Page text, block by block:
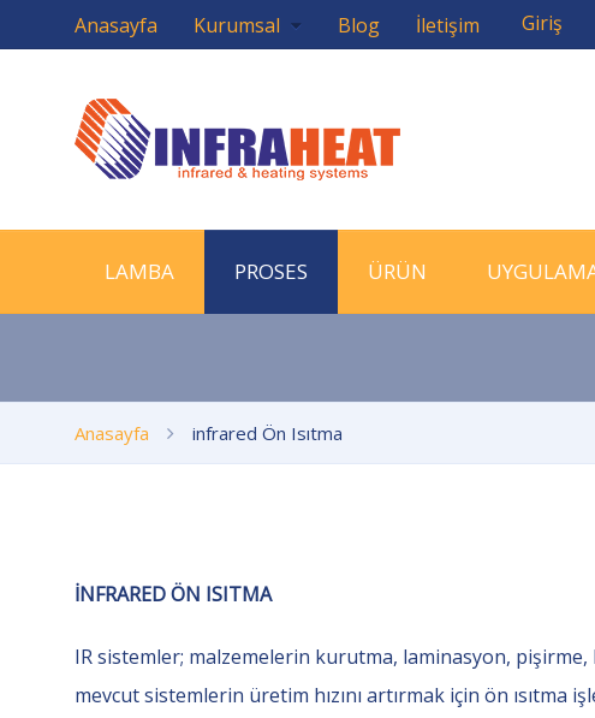
Anasayfa Kurumsal Blog İletişim Giriş
LAMBA PROSES ÜRÜN
Anasayfa infrared Ön Isıtma
İNFRARED ÖN ISITMA
IR sistemler; malzemelerin kurutma, laminasyon,
mevcut sistemlerin üretim hızını artırmak için ön ısıtma